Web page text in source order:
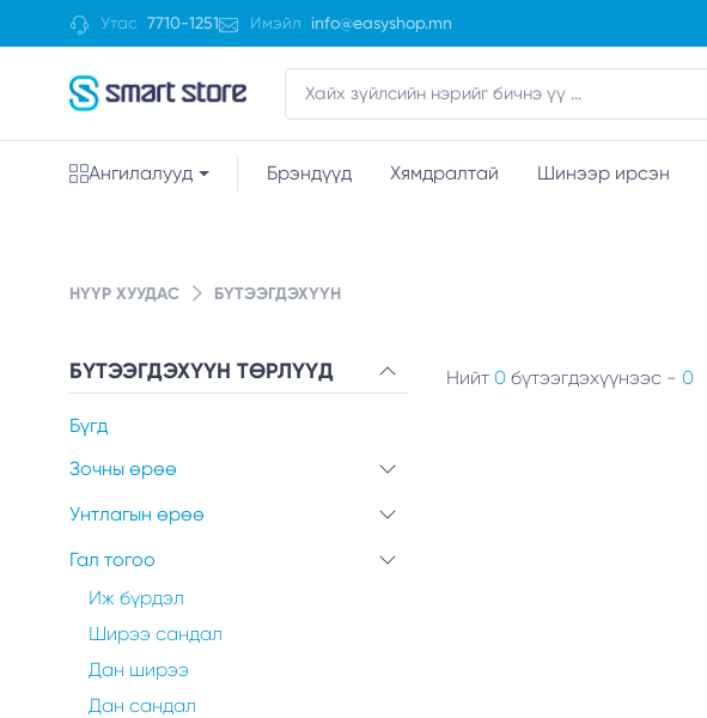
Утас 7710-1251 Имэйл info@easyshop.mn
Ангилалууд Брэндүүд Хямдралтай Шинээр ирсэн
НҮҮР ХУУДАС БҮТЭЭГДЭХҮҮН
БҮТЭЭГДЭХҮҮН ТӨРЛҮҮД
Бүгд
Зочны өрөө
Унтлагын өрөө
Гал тогоо
Иж бүрдэл
Ширээ сандал
Дан ширээ
Дан сандал
Нийт 0 бүтээгдэхүүнээс - 0